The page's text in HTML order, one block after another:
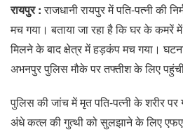
रायपुर :राजधानी रायपुर में पति-पत्नी की
मच गया। बताया जा रहा है कि घर के कमरें
मिलने के बाद क्षेत्र में हड़कंप मच गया।
अभनपुर पुलिस मौके पर तफ्तीश के लिए
पुलिस की जांच में मृत पति-पत्नी के शरीर पर
अंधे कत्ल की गुत्थी को सुलझाने के लिए